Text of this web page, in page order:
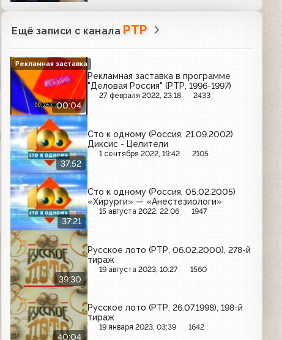
Ещё записи с канала РТР
00:04
Рекламная заставка в программе
"Деловая Россия" (РТР, 1996-1997)
27 февраля 2022, 23:18 2433
Рекламная заставка
37:52
Сто к одному (Россия, 21.09.2002)
Диксис - Целители
1 сентября 2022, 19:42 2105
37:21
Сто к одному (Россия, 05.02.2005)
«Хирурги» — «Анестезиологи»
15 августа 2022, 22:06 1947
39:30
Русское лото (РТР, 06.02.2000), 278-й
тираж
19 августа 2023, 10:27 1560
40:04
Русское лото (РТР, 26.07.1998), 198-й
тираж
19 января 2023, 03:39 1642